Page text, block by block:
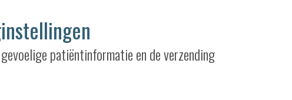
patiëntinformatie en de verzending